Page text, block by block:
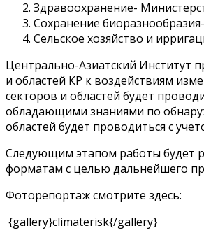
Здравоохранение-
Сохранение
Сельское хозяйство и
Центрально-Азиатский Институт
и областей КР к воздействиям
секторов и областей будет
обладающими знаниями по
областей будет проводиться с
Следующим этапом работы будет
форматам с целью дальнейшего
Фоторепортаж смотрите здесь:
{gallery}climaterisk{/gallery}